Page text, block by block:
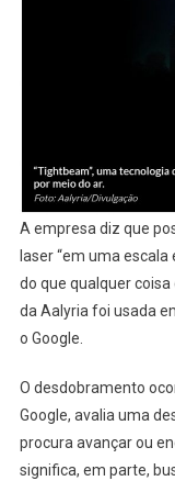
A empresa diz que
laser “em uma
do que qualquer
da Aalyria foi usada
o Google.
O desdobramento
Google, avalia uma
procura avançar ou
significa, em parte,